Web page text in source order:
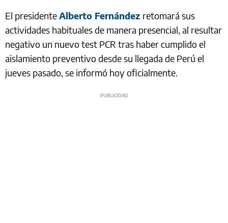
El presidenteAlberto Fernández retomará sus
actividades habituales de manera presencial, al resultar
negativo un nuevo test PCR tras haber cumplido el
aislamiento preventivo desde su llegada de Perú el
jueves pasado, se informó hoy oficialmente.